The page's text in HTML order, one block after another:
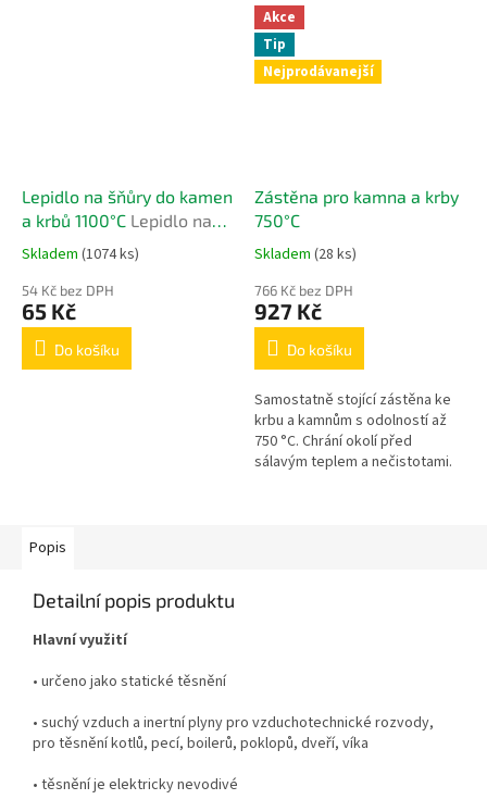
Lepidlo na šňůry do kamen
a krbů 1100°C Lepidlo na
šňůry do kamen a krbů
Skladem (1074 ks)
54 Kč bez DPH
65 Kč
Do košíku
Akce
Tip
Nejprodávanejší
Zástěna pro kamna a krby
750°C
Skladem (28 ks)
766 Kč bez DPH
927 Kč
Do košíku
Samostatně stojící zástěna ke
krbu a kamnům s odolností až
750 °C. Chrání okolí před
sálavým teplem a nečistotami.
Popis
Detailní popis produktu
Hlavní využití
• určeno jako statické těsnění
• suchý vzduch a inertní plyny pro vzduchotechnické rozvody,
pro těsnění kotlů, pecí, boilerů, poklopů, dveří, víka
• těsnění je elektricky nevodivé